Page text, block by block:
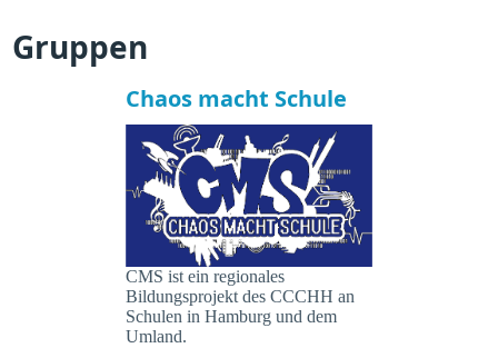
Gruppen
Chaos macht Schule
CMS ist ein regionales
Bildungsprojekt des CCCHH an
Schulen in Hamburg und dem
Umland.